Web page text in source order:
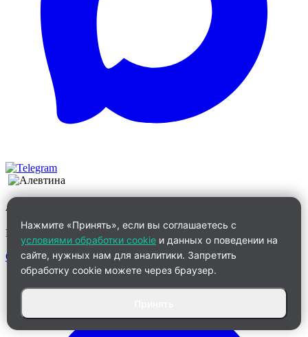
Алевтина
Менеджер по работе с клиентами
Связаться
Нажмите «Принять», если вы соглашаетесь с
условиями обработки cookie и данных о поведении на
сайте, нужных нам для аналитики. Запретить
обработку cookie можете через браузер.